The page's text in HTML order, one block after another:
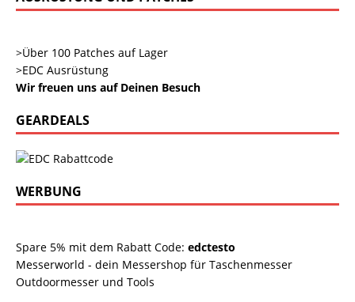
>Über 100 Patches auf Lager
>EDC Ausrüstung
Wir freuen uns auf Deinen Besuch
GEARDEALS
WERBUNG
Spare 5% mit dem Rabatt Code: edctesto
Messerworld - dein Messershop für Taschenmesser
Outdoormesser und Tools